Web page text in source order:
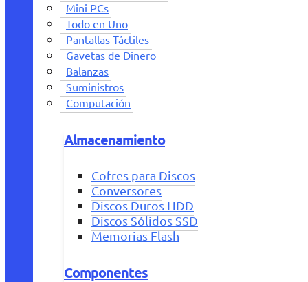
Mini PCs
Todo en Uno
Pantallas Táctiles
Gavetas de Dinero
Balanzas
Suministros
Computación
Almacenamiento
Cofres para Discos
Conversores
Discos Duros HDD
Discos Sólidos SSD
Memorias Flash
Componentes